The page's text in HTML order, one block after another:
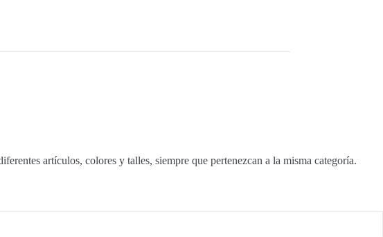
artículos, colores y talles, siempre que pertenezcan a la misma categoría.